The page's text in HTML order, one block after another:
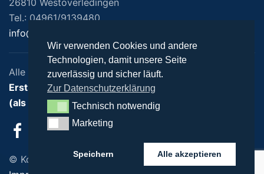
Tel.: 04961/9139480
info@kosi-finanz.de
Alle Rechte vorbehalten
Erstinformation nach §15 VersVermV
(als PDF anzeigen / herunterladen)
© KoSi Finanzdienstleistungen GmbH | 2022 |
Wir verwenden Cookies und andere
Technologien, damit unsere Seite
zuverlässig und sicher läuft.
Zur Datenschutzerklärung
Technisch notwendig
Technisch notwendig
MarketingMarketing
Speichern Alle akzeptieren